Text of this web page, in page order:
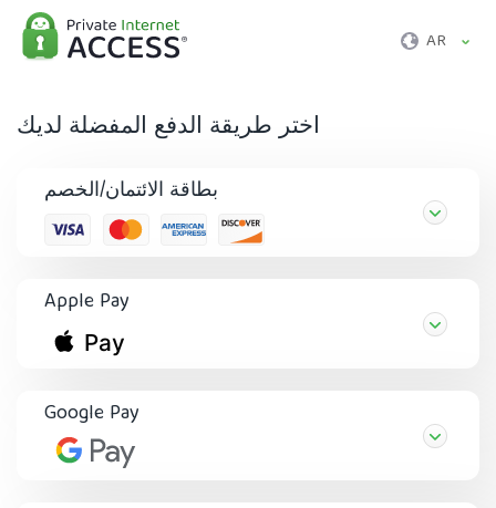
AR
اختر طريقة الدفع المفضلة لديك
بطاقة الائتمان/الخصم
Apple Pay
Google Pay